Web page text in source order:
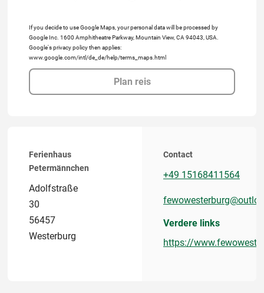
If you decide to use Google Maps, your personal data will be processed by
Google Inc. 1600 Amphitheatre Parkway, Mountain View, CA 94043, USA.
Google's privacy policy then applies:
www.google.com/intl/de_de/help/terms_maps.html
Plan reis
Ferienhaus
Petermännchen
Adolfstraße
30
56457
Westerburg
Contact
+49 15168411564
Verdere links
https://